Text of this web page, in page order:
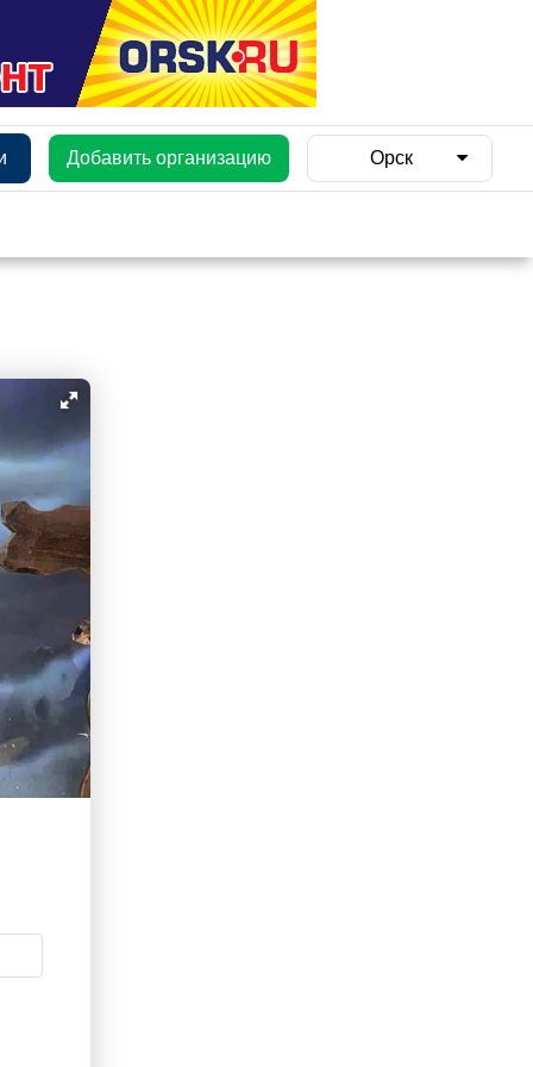
Добавить организацию Орск